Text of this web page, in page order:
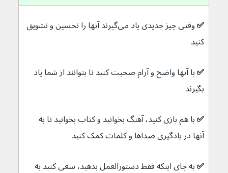
✅
وقتی چیز جدیدی یاد می‌گیرند آنها را تحسین و تشویق
کنید
✅ با آنها واضح و آرام صحبت کنید تا بتوانند از شما یاد
بگیرند
✅ با هم بازی کنید، آهنگ بخوانید و کتاب بخوانید تا به
آنها در یادگیری صداها و کلمات کمک کنید
✅ به جای اینکه فقط دستورالعمل بدهید، سعی کنید به